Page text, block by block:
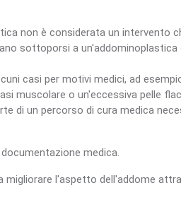
non è considerata un intervento
sottoporsi a
casi per motivi medici, ad
muscolare o un'eccessiva pelle
di un percorso di cura medica
medica.
l'aspetto dell'addome